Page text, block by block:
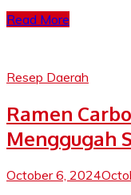
Read More
Resep Daerah
Ramen
Menggugah
October 6, 2024